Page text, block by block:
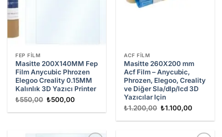
FEP FILM
Masitte 200X140MM Fep
Film Anycubic Phrozen
Elegoo Creality 0.15MM
Kalınlık 3D Yazıcı Printer
₺550,00 Orijinal
₺550,00.
₺500,00Şu
fiyat:
ACF FILM
Masitte 260X200 mm
Acf Film – Anycubic,
Phrozen, Elegoo, Creality
ve Diğer Sla/dlp/lcd 3D
Yazıcılar Için
₺1.200,00 Orijinal
₺1.200,00.
₺1.100,00Şu
fiyat: